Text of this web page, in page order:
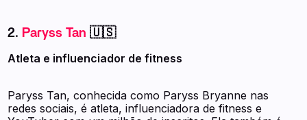
2. Paryss Tan 🇺🇸
Atleta e influenciador de fitness
Paryss Tan, conhecida como Paryss Bryanne nas
redes sociais, é atleta, influenciadora de fitness e